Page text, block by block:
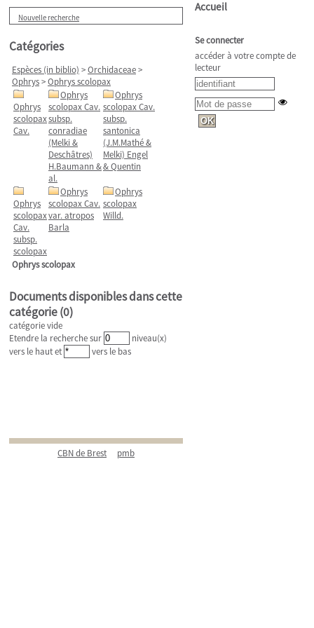
Nouvelle recherche
Catégories
Espèces (in biblio) >Orchidaceae>
Ophrys>Ophrys scolopax
Ophrys
scolopax
Cav.
Ophrys
scolopax Cav.
subsp.
conradiae
(Melki &
Deschâtres)
H.Baumann &
al.
Ophrys
scolopax Cav.
subsp.
santonica
(J.M.Mathé &
Melki) Engel
& Quentin
Ophrys
scolopax
Cav.
subsp.
scolopax
Ophrys
scolopax Cav.
var. atropos
Barla
Ophrys
scolopax
Willd.
Ophrys scolopax
Documents disponibles dans cette
catégorie (0)
catégorie vide
Etendre la recherche sur
niveau(x)
vers le haut et
vers le bas
CBN de Brest pmb
Accueil
Se connecter
accéder à votre compte de
lecteur